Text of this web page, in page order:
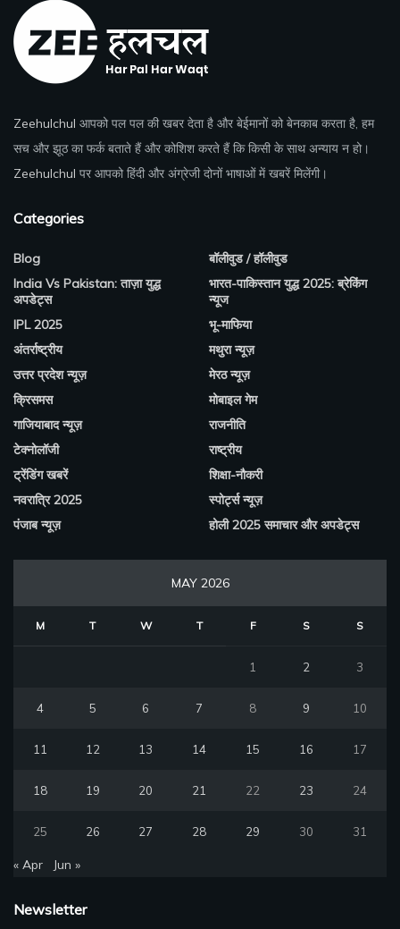
Zeehulchul आपको पल पल की खबर देता है और बेईमानों को बेनकाब करता है, हम
सच और झूठ का फर्क बताते हैं और कोशिश करते हैं कि किसी के साथ अन्याय न हो।
Zeehulchul पर आपको हिंदी और अंग्रेजी दोनों भाषाओं में खबरें मिलेंगी।
Categories
Blog
India Vs Pakistan: ताज़ा युद्ध
अपडेट्स
IPL 2025
अंतर्राष्ट्रीय
उत्तर प्रदेश न्यूज़
क्रिसमस
गाजियाबाद न्यूज़
टेक्नोलॉजी
ट्रेंडिंग खबरें
नवरात्रि 2025
पंजाब न्यूज़
बॉलीवुड / हॉलीवुड
भारत-पाकिस्तान युद्ध 2025: ब्रेकिंग
न्यूज
भू-माफिया
मथुरा न्यूज़
मेरठ न्यूज़
मोबाइल गेम
राजनीति
राष्ट्रीय
शिक्षा-नौकरी
स्पोर्ट्स न्यूज़
होली 2025 समाचार और अपडेट्स
MAY 2026
M T W T F S S
1 2 3
4 5 6 7 8 9 10
11 12 13 14 15 16 17
18 19 20 21 22 23 24
25 26 27 28 29 30 31
« Apr Jun »
Newsletter